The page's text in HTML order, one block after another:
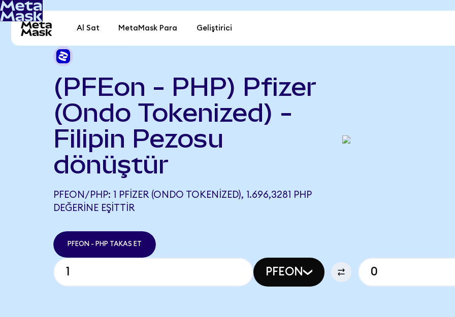
Al Sat MetaMask Para Geliştirici
(PFEon - PHP) Pfizer
(Ondo Tokenized) -
Filipin Pezosu
dönüştür
PFEON/PHP: 1 PFIZER (ONDO TOKENIZED), 1.696,3281 PHP
DEĞERINE EŞITTIR
PFEON - PHP TAKAS ET
PFEON